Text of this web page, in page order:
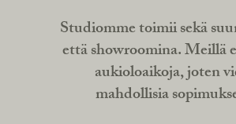
Studiomme toimii sekä
että showroomina. Meillä
aukioloaikoja, joten
mahdollisia